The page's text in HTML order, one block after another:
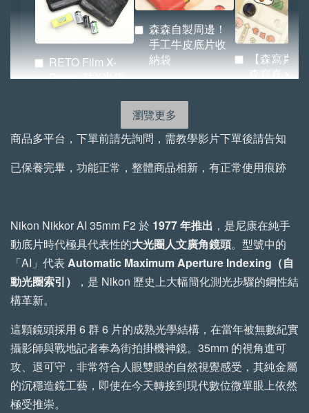
RETO Film X-
Protec 防X光袋
NT$ 855
- +
森森自製周邊！
手工牛皮底片收
納袋
NT$ 522
- +
【森寫真機
森寫真 x
NT$ 80
手工植鞣牛皮傘繩背帶 加購優惠
瀏覽更多
商品多平台，下單前請先詢問，需教學影片下單後請告知
已保養完畢，功能正常，整體商品相新，有正常使用痕跡
Nikon Nikkor AI 35mm F2 於 1977 年推出 ，是尼康在純手
動底片時代極具代表性的大光圈人文廣角鏡頭。型號中的
「AI」代表 Automatic Maximum Aperture Indexing（自
動光圈索引）
，是 Nikon 歷史上大幅簡化測光步驟的鋼性結
構革新。
這顆鏡頭採用 6 群 6 片的成熟光學結構，在當年被無數紀實
攝影師與戰地記者奉為街拍掛機神鏡。35mm 的視角進可
攻、退可守，非常符合人眼雙眼的自然視覺感受，其純金屬
的沉穩造鏡工藝，即使在今天轉接到現代數位微單眼上依然
極受推崇。